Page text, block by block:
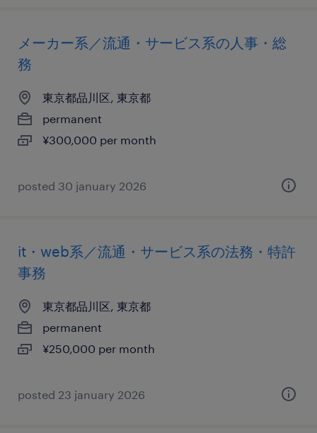
メーカー系／流通・サービス系の人事・総
務
東京都品川区, 東京都
permanent
¥300,000 per month
posted 30 january 2026
it・web系／流通・サービス系の法務・特許
事務
東京都品川区, 東京都
permanent
¥250,000 per month
posted 23 january 2026